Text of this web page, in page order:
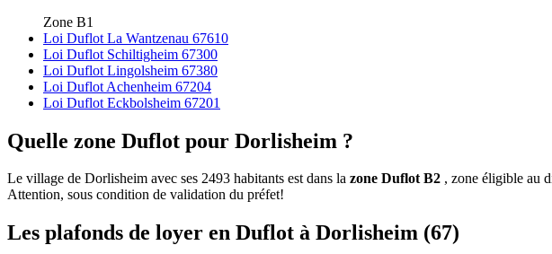
Zone B1
Loi Duflot La Wantzenau 67610
Loi Duflot Schiltigheim 67300
Loi Duflot Lingolsheim 67380
Loi Duflot Achenheim 67204
Loi Duflot Eckbolsheim 67201
Quelle zone Duflot pour Dorlisheim ?
Le village de Dorlisheim avec ses 2493 habitants est dans la zone Duflot B2 , zone éligible au
Attention, sous condition de validation du préfet!
Les plafonds de loyer en Duflot à Dorlisheim (67)